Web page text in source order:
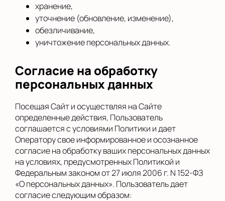
хранение,
уточнение (обновление, изменение),
обезличивание,
уничтожение персональных данных.
Согласие на обработку
персональных данных
Посещая Сайт и осуществляя на Сайте
определенные действия, Пользователь
соглашается с условиями Политики и дает
Оператору свое информированное и осознанное
согласие на обработку ваших персональных данных
на условиях, предусмотренных Политикой и
Федеральным законом от 27 июля 2006 г. N 152-ФЗ
«О персональных данных». Пользователь дает
согласие следующим образом: